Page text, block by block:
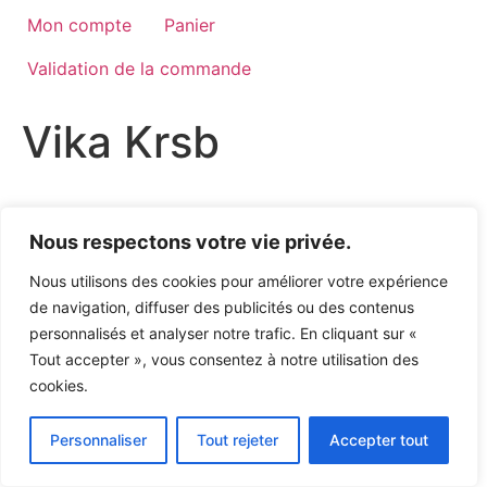
Nous respectons votre vie privée.
Nous utilisons des cookies pour améliorer votre expérience
de navigation, diffuser des publicités ou des contenus
personnalisés et analyser notre trafic. En cliquant sur «
Tout accepter », vous consentez à notre utilisation des
cookies.
Personnaliser Tout rejeter Accepter tout
Mon compte
Panier
Validation de la commande
Vika Krsb